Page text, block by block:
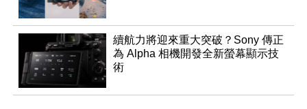
續航力將迎來重大突破？Sony 傳正
為 Alpha 相機開發全新螢幕顯示技
術